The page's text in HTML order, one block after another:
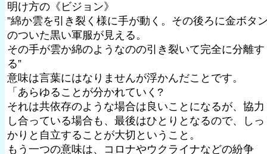
明け方の《ビジョン》
”綿か雲を引き裂く様に手が動く。その後ろに金ボタ
のついた黒い軍服が見える。
その手が雲か綿のようなのの引き裂いて完全に分離す
る”
意味は言葉にはなりませんが浮かんだことです。
「あらゆることが分かれていく?
それは共依存のような場合は良いことになるが、協力
し合っている場合も、最後はひとりとなるので、しっ
かりと自立することが大切ということ。
もう一つの意味は、コロナやウクライナなどの紛争